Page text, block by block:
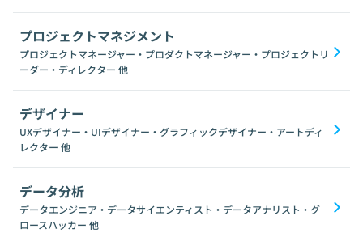
プロジェクトマネジメント
プロジェクトマネージャー・プロダクトマネージャー・プロジェクトリ
ーダー・ディレクター 他
デザイナー
UXデザイナー・UIデザイナー・グラフィックデザイナー・アートディ
レクター 他
データ分析
データエンジニア・データサイエンティスト・データアナリスト・グ
ロースハッカー 他